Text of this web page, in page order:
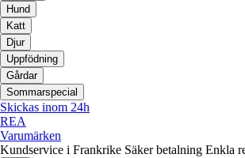
Hund
Katt
Djur
Uppfödning
Gårdar
Sommarspecial
Skickas inom 24h
REA
Varumärken
Kundservice i Frankrike Säker betalning Enkla